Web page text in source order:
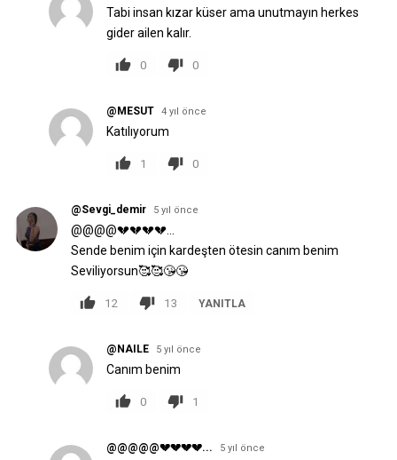
Tabi insan kızar küser ama unutmayın herkes
gider ailen kalır.
0 0
@MESUT 4 yıl önce
Katılıyorum
1 0
@Sevgi_demir 5 yıl önce
@@@@💔💔💔💔...
Sende benim için kardeşten ötesin canım benim
Seviliyorsun🥰🥰😘😘
12 13 YANITLA
@NAILE 5 yıl önce
Canım benim
0 1
@@@@@💔💔💔💔... 5 yıl önce